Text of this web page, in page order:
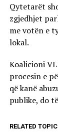
Qytetarët
zgjedhjet
me votën e
lokal.
Koalicioni
procesin e
që kanë
publike, do
RELATED